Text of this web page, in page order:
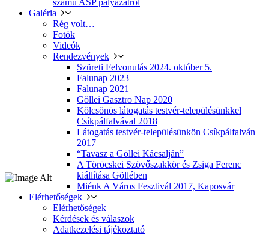
számú ASP pályázatról
Galéria
Rég volt…
Fotók
Videók
Rendezvények
Szüreti Felvonulás 2024. október 5.
Falunap 2023
Falunap 2021
Göllei Gasztro Nap 2020
Kölcsönös látogatás testvér-településünkkel
Csíkpálfalvával 2018
Látogatás testvér-településünkön Csíkpálfalván
2017
“Tavasz a Göllei Kácsalján”
A Töröcskei Szövőszakkör és Zsiga Ferenc
kiállítása Göllében
Miénk A Város Fesztivál 2017, Kaposvár
Elérhetőségek
Elérhetőségek
Kérdések és válaszok
Adatkezelési tájékoztató